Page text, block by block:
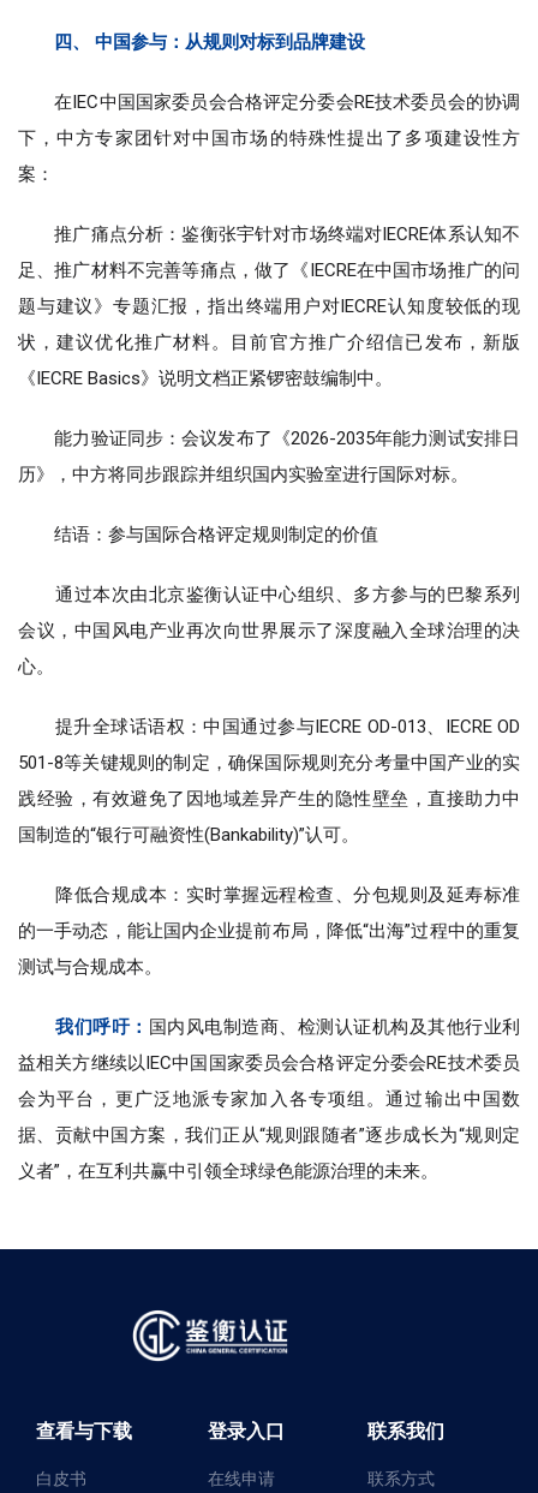
四、 中国参与：从规则对标到品牌建设
在IEC中国国家委员会合格评定分委会RE技术委员会的协调
下，中方专家团针对中国市场的特殊性提出了多项建设性方
案：
推广痛点分析：鉴衡张宇针对市场终端对IECRE体系认知不
足、推广材料不完善等痛点，做了《IECRE在中国市场推广的问
题与建议》专题汇报，指出终端用户对IECRE认知度较低的现
状，建议优化推广材料。目前官方推广介绍信已发布，新版
《IECRE Basics》说明文档正紧锣密鼓编制中。
能力验证同步：会议发布了《2026-2035年能力测试安排日
历》，中方将同步跟踪并组织国内实验室进行国际对标。
结语：参与国际合格评定规则制定的价值
通过本次由北京鉴衡认证中心组织、多方参与的巴黎系列
会议，中国风电产业再次向世界展示了深度融入全球治理的决
心。
提升全球话语权：中国通过参与IECRE OD-013、IECRE OD
501-8等关键规则的制定，确保国际规则充分考量中国产业的实
践经验，有效避免了因地域差异产生的隐性壁垒，直接助力中
国制造的“银行可融资性(Bankability)”认可。
降低合规成本：实时掌握远程检查、分包规则及延寿标准
的一手动态，能让国内企业提前布局，降低“出海”过程中的重复
测试与合规成本。
我们呼吁： 国内风电制造商、检测认证机构及其他行业利
益相关方继续以IEC中国国家委员会合格评定分委会RE技术委员
会为平台，更广泛地派专家加入各专项组。通过输出中国数
据、贡献中国方案，我们正从“规则跟随者”逐步成长为“规则定
义者”，在互利共赢中引领全球绿色能源治理的未来。
查看与下载
白皮书
登录入口
在线申请
联系我们
联系方式